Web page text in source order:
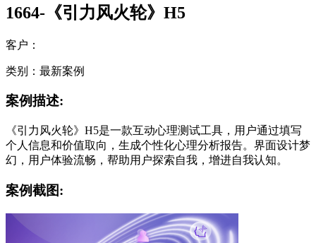
1664-《引力风火轮》H5
客户：
类别：最新案例
案例描述:
《引力风火轮》H5是一款互动心理测试工具，用户通过填写
个人信息和价值取向，生成个性化心理分析报告。界面设计梦
幻，用户体验流畅，帮助用户探索自我，增进自我认知。
案例截图: